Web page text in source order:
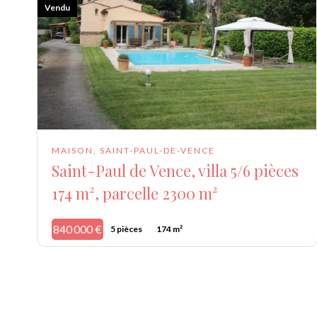
MAISON, SAINT-PAUL-DE-VENCE
Saint-Paul de Vence, villa 5/6 pièces
174 m², parcelle 2300 m²
840 000 € 5 pièces 174 m²
Vendu